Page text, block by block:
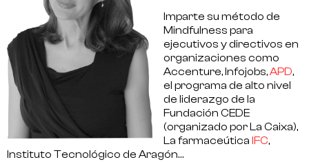
Imparte su método de
Mindfulness para
ejecutivos y directivos en
organizaciones como
Accenture, Infojobs,APD,
el programa de alto nivel
de liderazgo de la
Fundación CEDE
(organizado por La Caixa),
La farmaceútica IFC,
Instituto Tecnológico de Aragón…